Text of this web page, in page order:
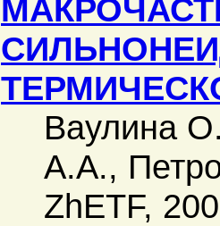
Ваулина
А.А.,
ZhETF,